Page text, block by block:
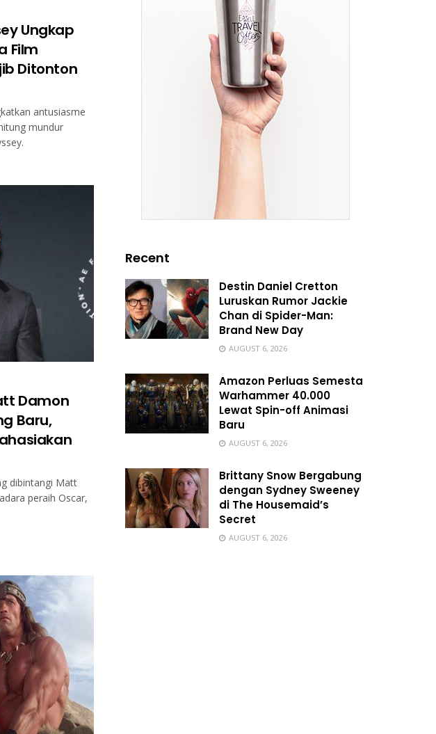
Ungkap
Film
Ditonton
antusiasme
mundur
Damon
Baru,
dibintangi Matt
peraih Oscar,
Recent
Destin Daniel Cretton
Luruskan Rumor Jackie
Chan di Spider-Man:
Brand New Day
AUGUST 6, 2026
Amazon Perluas Semesta
Warhammer 40.000
Lewat Spin-off Animasi
Baru
AUGUST 6, 2026
Brittany Snow Bergabung
dengan Sydney Sweeney
di The Housemaid’s
Secret
AUGUST 6, 2026